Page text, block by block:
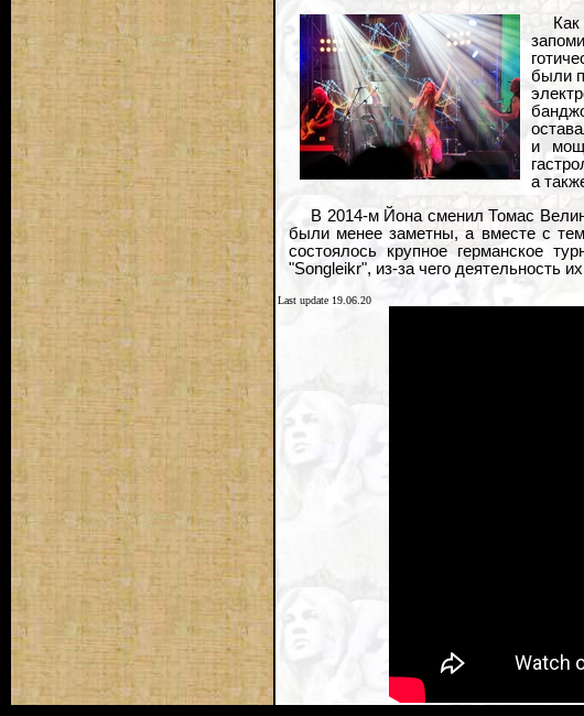
были
и
а
В 2014-м Йона сменил Томас
были менее заметны, а вместе с
состоялось крупное германское
"Songleikr", из-за чего деятельность
Last update 19.06.20